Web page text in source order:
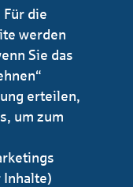
die
werden
Sie das
erteilen,
um zum